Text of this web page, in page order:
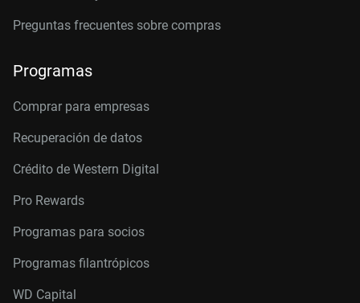
Preguntas frecuentes sobre compras
Programas
Comprar para empresas
Recuperación de datos
Crédito de Western Digital
Pro Rewards
Programas para socios
Programas filantrópicos
WD Capital